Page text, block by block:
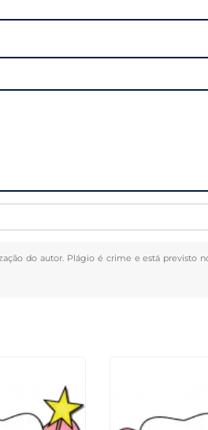
do autor. Plágio é crime e está previsto